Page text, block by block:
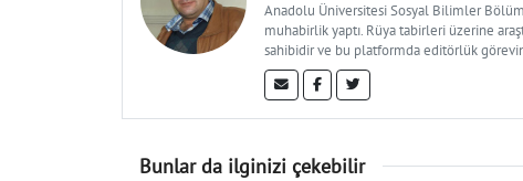
Anadolu Üniversitesi Sosyal Bilimler
muhabirlik yaptı. Rüya tabirleri üzerine
sahibidir ve bu platformda editörlük
Bunlar da ilginizi çekebilir